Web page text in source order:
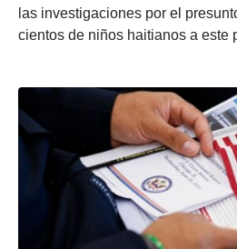
las investigaciones por el
cientos de niños haitianos a este